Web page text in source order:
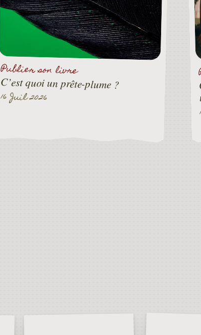
Publier son livre
C’est quoi un prête-plume ?
16 Juil 2026